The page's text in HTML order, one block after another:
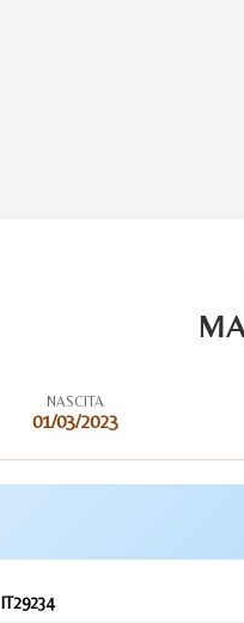
NASCITA
01/03/2023
IT29234